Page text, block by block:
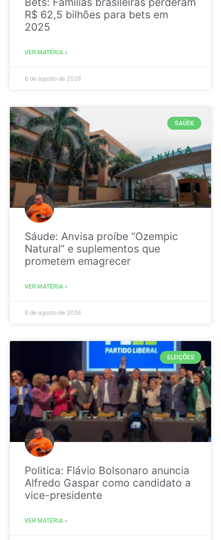
R$ 62,5 bilhões para bets em
2025
VER MATÉRIA »
6 de agosto de 2026
SAÚDE
Sáude: Anvisa proíbe “Ozempic
Natural” e suplementos que
prometem emagrecer
VER MATÉRIA »
6 de agosto de 2026
ELEIÇÕES
Politica: Flávio Bolsonaro anuncia
Alfredo Gaspar como candidato a
vice-presidente
VER MATÉRIA »